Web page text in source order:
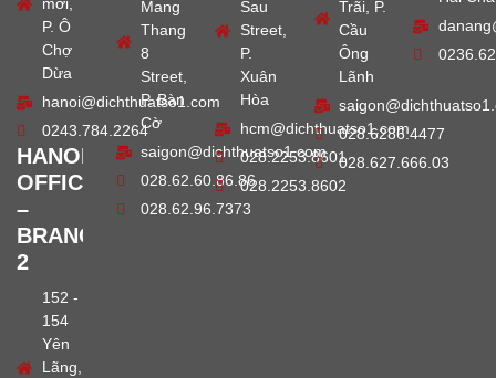
mới,
P. Ô
Chợ
Dừa
hanoi@dichthuatso1.com
0243.784.2264
HANOI
OFFICE
–
BRANCH
2
152 -
154
Yên
Lãng,
Mang
Thang
8
Street,
P. Bàn
Cờ
saigon@dichthuatso1.com
028.62.60.86.86
028.62.96.7373
Sau
Street,
P.
Xuân
Hòa
hcm@dichthuatso1.com
028.2253.8601
028.2253.8602
Trãi, P.
Cầu
Ông
Lãnh
028.6286.4477
028.627.666.03